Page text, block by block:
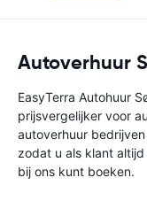
Autoverhuur
EasyTerra Autohuur
prijsvergelijker voor
autoverhuur
zodat u als klant
bij ons kunt boeken.